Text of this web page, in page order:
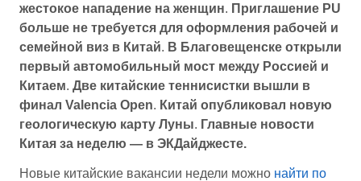
жестокое нападение на женщин. Приглашение PU
больше не требуется для оформления рабочей и
семейной виз в Китай. В Благовещенске открыли
первый автомобильный мост между Россией и
Китаем. Две китайские теннисистки вышли в
финал Valencia Open. Китай опубликовал новую
геологическую карту Луны. Главные новости
Китая за неделю — в ЭКДайджесте.
Новые китайские вакансии недели можно найти по